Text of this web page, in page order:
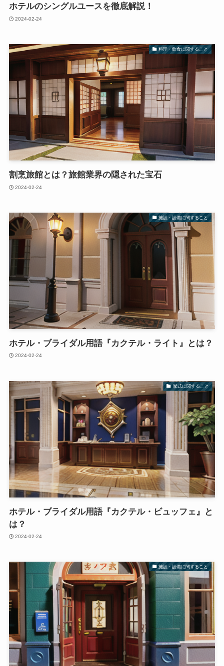
ホテルのシングルユースを徹底解説！
2024-02-24
料理・飲食に関すること
割烹旅館とは？旅館業界の隠された宝石
2024-02-24
施設・設備に関すること
ホテル・ブライダル用語『カクテル・ライト』とは？
2024-02-24
挙式に関すること
ホテル・ブライダル用語『カクテル・ビュッフェ』と
は？
2024-02-24
施設・設備に関すること